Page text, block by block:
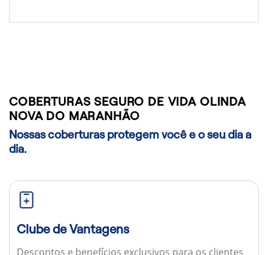
COBERTURAS SEGURO DE VIDA OLINDA
NOVA DO MARANHÃO
Nossas coberturas protegem você e o seu dia a
dia.
Clube de Vantagens
Descontos e benefícios exclusivos para os clientes